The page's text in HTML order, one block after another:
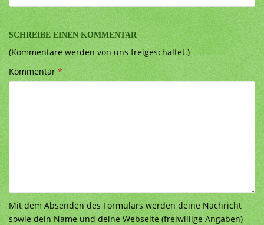
SCHREIBE EINEN KOMMENTAR
(Kommentare werden von uns freigeschaltet.)
Kommentar*
Mit dem Absenden des Formulars werden deine Nachricht
sowie dein Name und deine Webseite (freiwillige Angaben)